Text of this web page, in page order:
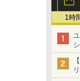
1時